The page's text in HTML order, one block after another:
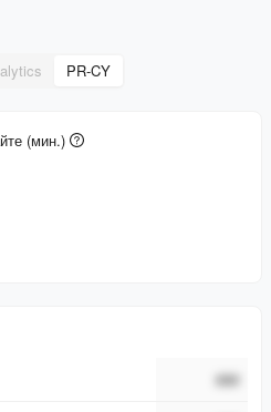
PR-CY
(мин.)
###